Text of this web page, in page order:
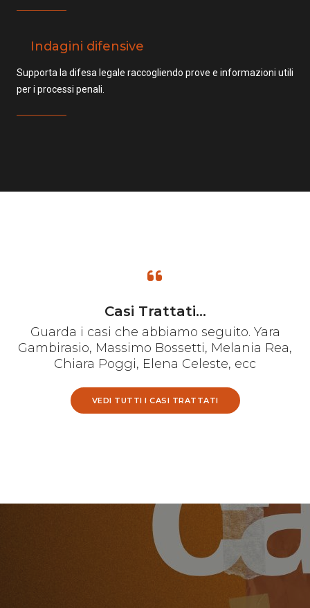
Indagini difensive
Supporta la difesa legale raccogliendo prove e informazioni utili
per i processi penali.
Casi Trattati...
Guarda i casi che abbiamo seguito. Yara
Gambirasio, Massimo Bossetti, Melania Rea,
Chiara Poggi, Elena Celeste, ecc
VEDI TUTTI I CASI TRATTATI